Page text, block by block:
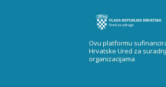
Ovu platformu
Hrvatske Ured za
organizacijama